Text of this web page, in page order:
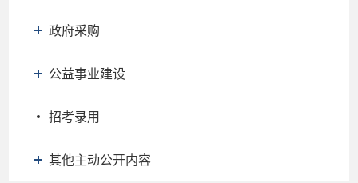
政府采购
公益事业建设
招考录用
其他主动公开内容